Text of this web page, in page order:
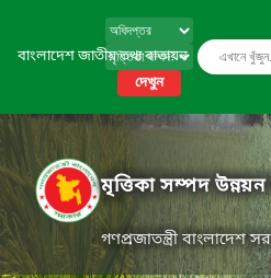
বাংলাদেশ জাতীয় তথ্য বাতায়ন
দেখুন
মৃত্তিকা সম্পদ উন্নয়ন
গণপ্রজাতন্ত্রী বাংলাদেশ